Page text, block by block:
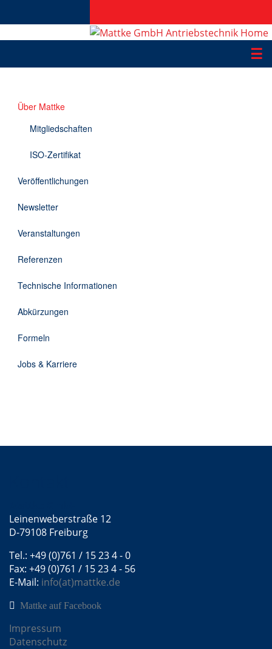
☰
Applikationen
Informationen
DE
Über Mattke
Mitgliedschaften
ISO-Zertifikat
Veröffentlichungen
Newsletter
Veranstaltungen
Referenzen
Technische Informationen
Abkürzungen
Formeln
Jobs & Karriere
Leinenweberstraße 12
D-79108 Freiburg
Tel.: +49 (0)761 / 15 23 4 - 0
Fax: +49 (0)761 / 15 23 4 - 56
E-Mail: info(at)mattke.de
Mattke auf Facebook
Impressum
Datenschutz